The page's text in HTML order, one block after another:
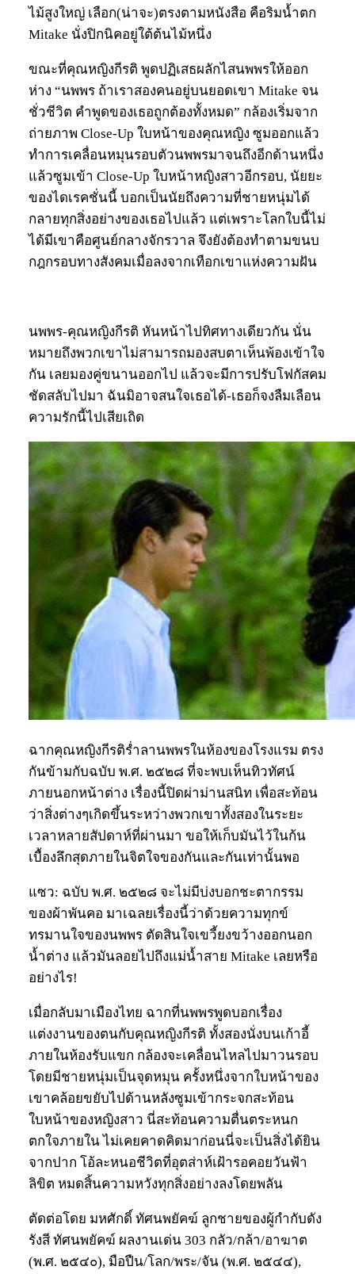
ไม้สูงใหญ่ เลือก(น่าจะ)ตรงตามหนังสือ คือริมน้ำตก
Mitake นั่งปิกนิคอยู่ใต้ต้นไม้หนึ่ง
ขณะที่คุณหญิงกีรติ พูดปฏิเสธผลักไสนพพรให้ออก
ห่าง “นพพร ถ้าเราสองคนอยู่บนยอดเขา Mitake จน
ชั่วชีวิต คำพูดของเธอถูกต้องทั้งหมด” กล้องเริ่มจาก
ถ่ายภาพ Close-Up ใบหน้าของคุณหญิง ซูมออกแล้ว
ทำการเคลื่อนหมุนรอบตัวนพพรมาจนถึงอีกด้านหนึ่ง
แล้วซูมเข้า Close-Up ใบหน้าหญิงสาวอีกรอบ, นัยยะ
ของไดเรคชั่นนี้ บอกเป็นนัยถึงความที่ชายหนุ่มได้
กลายทุกสิ่งอย่างของเธอไปแล้ว แต่เพราะโลกใบนี้ไม่
ได้มีเขาคือศูนย์กลางจักรวาล จึงยังต้องทำตามขนบ
กฎกรอบทางสังคมเมื่อลงจากเทือกเขาแห่งความฝัน
นพพร-คุณหญิงกีรติ หันหน้าไปทิศทางเดียวกัน นั่น
หมายถึงพวกเขาไม่สามารถมองสบตาเห็นพ้องเข้าใจ
กัน เลยมองคู่ขนานออกไป แล้วจะมีการปรับโฟกัสคม
ชัดสลับไปมา ฉันมิอาจสนใจเธอได้-เธอก็จงลืมเลือน
ความรักนี้ไปเสียเถิด
ฉากคุณหญิงกีรติร่ำลานพพรในห้องของโรงแรม ตรง
กันข้ามกับฉบับ พ.ศ. ๒๕๒๘ ที่จะพบเห็นทิวทัศน์
ภายนอกหน้าต่าง เรื่องนี้ปิดผ่าม่านสนิท เพื่อสะท้อน
ว่าสิ่งต่างๆเกิดขึ้นระหว่างพวกเขาทั้งสองในระยะ
เวลาหลายสัปดาห์ที่ผ่านมา ขอให้เก็บมันไว้ในก้น
เบื้องลึกสุดภายในจิตใจของกันและกันเท่านั้นพอ
แซว: ฉบับ พ.ศ. ๒๕๒๘ จะไม่มีบ่งบอกชะตากรรม
ของผ้าพันคอ มาเฉลยเรื่องนี้ว่าด้วยความทุกข์
ทรมานใจของนพพร ตัดสินใจเขวี้ยงขว้างออกนอก
น้ำต่าง แล้วมันลอยไปถึงแม่น้ำสาย Mitake เลยหรือ
อย่างไร!
เมื่อกลับมาเมืองไทย ฉากที่นพพรพูดบอกเรื่อง
แต่งงานของตนกับคุณหญิงกีรติ ทั้งสองนั่งบนเก้าอี้
ภายในห้องรับแขก กล้องจะเคลื่อนไหลไปมาวนรอบ
โดยมีชายหนุ่มเป็นจุดหมุน ครั้งหนึ่งจากใบหน้าของ
เขาคล้อยขยับไปด้านหลังซูมเข้ากระจกสะท้อน
ใบหน้าของหญิงสาว นี่สะท้อนความตื่นตระหนก
ตกใจภายใน ไม่เคยคาดคิดมาก่อนนี่จะเป็นสิ่งได้ยิน
จากปาก โอ้ละหนอชีวิตที่อุตส่าห์เฝ้ารอคอยวันฟ้า
ลิขิต หมดสิ้นความหวังทุกสิ่งอย่างลงโดยพลัน
ตัดต่อโดย มหศักดิ์ ทัศนพยัคฆ์ ลูกชายของผู้กำกับดัง
รังสี ทัศนพยัคฆ์ ผลงานเด่น 303 กลัว/กล้า/อาฆาต
(พ.ศ. ๒๕๔๐), มือปืน/โลก/พระ/จัน (พ.ศ. ๒๕๔๔),